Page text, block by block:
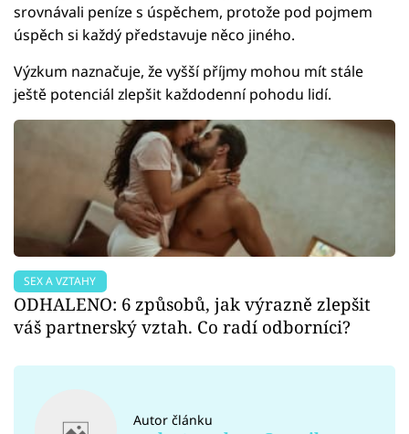
srovnávali peníze s úspěchem, protože pod pojmem
úspěch si každý představuje něco jiného.
Výzkum naznačuje, že vyšší příjmy mohou mít stále
ještě potenciál zlepšit každodenní pohodu lidí.
SEX A VZTAHY
ODHALENO: 6 způsobů, jak výrazně zlepšit
váš partnerský vztah. Co radí odborníci?
Autor článku